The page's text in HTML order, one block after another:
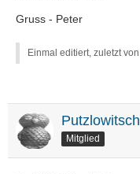
Gruss - Peter
Einmal editiert, zuletzt von
Putzlowitsch
Mitglied